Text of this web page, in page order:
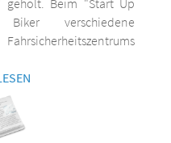
verschiedene